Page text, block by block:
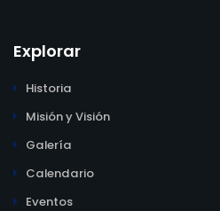
Explorar
Historia
Misión y Visión
Galería
Calendario
Eventos